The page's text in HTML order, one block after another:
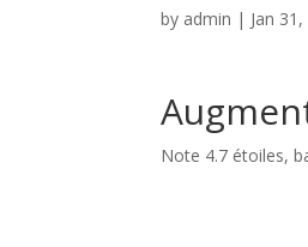
by admin | Jan 31,
Note 4.7 étoiles,